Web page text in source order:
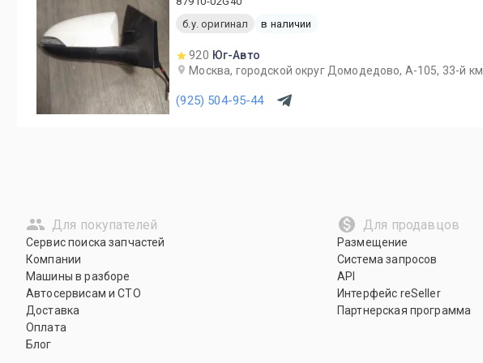
б.у. оригинал
в наличии
920 Юг-Авто
Москва, городской округ Домодедово, А-105, 33-й км
(925) 504-95-44
Для покупателей
Сервис поиска запчастей
Компании
Машины в разборе
Автосервисам и СТО
Доставка
Оплата
Блог
Для продавцов
Размещение
Система запросов
API
Интерфейс reSeller
Партнерская программа